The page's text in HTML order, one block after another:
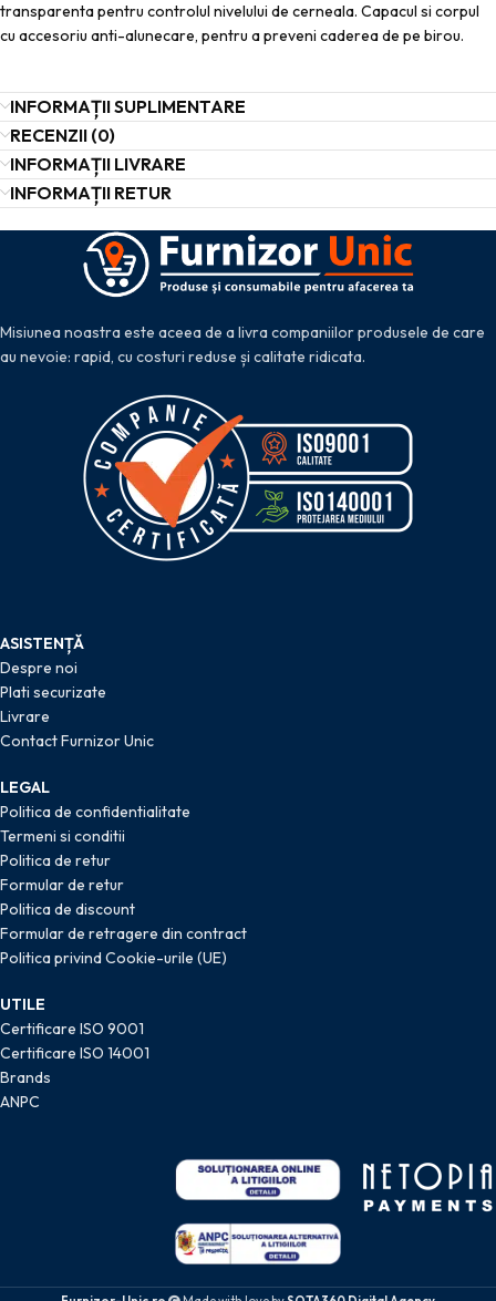
transparenta pentru controlul nivelului de cerneala. Capacul si corpul
cu accesoriu anti-alunecare, pentru a preveni caderea de pe birou.
INFORMAȚII SUPLIMENTARE
RECENZII (0)
INFORMAȚII LIVRARE
INFORMAȚII RETUR
Misiunea noastra este aceea de a livra companiilor produsele de care
au nevoie: rapid, cu costuri reduse și calitate ridicata.
ASISTENȚĂ
Despre noi
Plati securizate
Livrare
Contact Furnizor Unic
LEGAL
Politica de confidentialitate
Termeni si conditii
Politica de retur
Formular de retur
Politica de discount
Formular de retragere din contract
Politica privind Cookie-urile (UE)
UTILE
Certificare ISO 9001
Certificare ISO 14001
Brands
ANPC